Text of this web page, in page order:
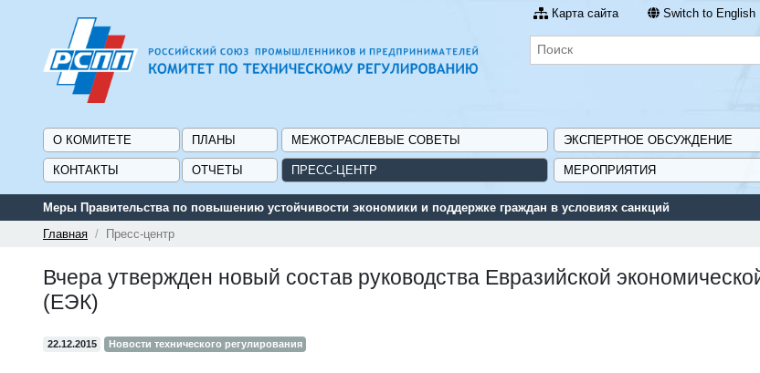
Карта сайта Switch to English
О КОМИТЕТЕ ПЛАНЫ МЕЖОТРАСЛЕВЫЕ СОВЕТЫ ЭКСПЕРТНОЕ ОБСУЖДЕНИЕ
КОНТАКТЫ ОТЧЕТЫ ПРЕСС-ЦЕНТР МЕРОПРИЯТИЯ
Меры Правительства по повышению устойчивости экономики и поддержке граждан в условиях санкций
Главная
Пресс-центр
Вчера утвержден новый состав руководства Евразийской
(ЕЭК)
22.12.2015 Новости технического регулирования